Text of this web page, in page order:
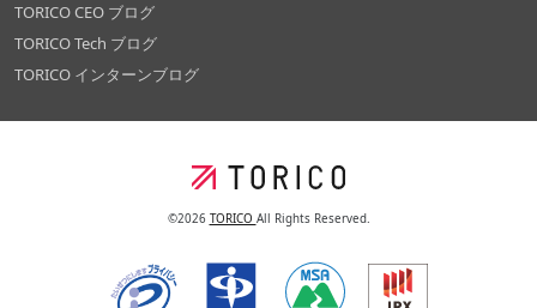
TORICO CEO ブログ
TORICO Tech ブログ
TORICO インターンブログ
©2026 TORICO All Rights Reserved.